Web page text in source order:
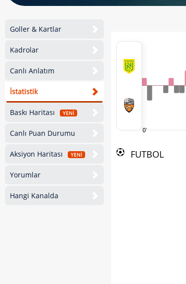
Goller & Kartlar
Kadrolar
Canlı Anlatım
İstatistik
Baskı Haritası YENİ
Canlı Puan Durumu
Aksiyon Haritası YENİ
Yorumlar
Hangi Kanalda
0'
FUTBOL